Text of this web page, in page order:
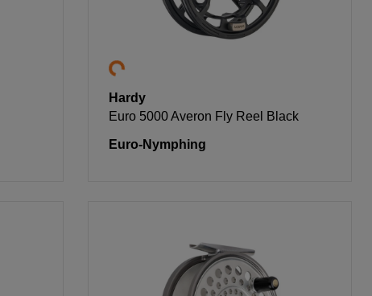
Hardy
Euro 5000 Averon Fly Reel Black
Euro-Nymphing